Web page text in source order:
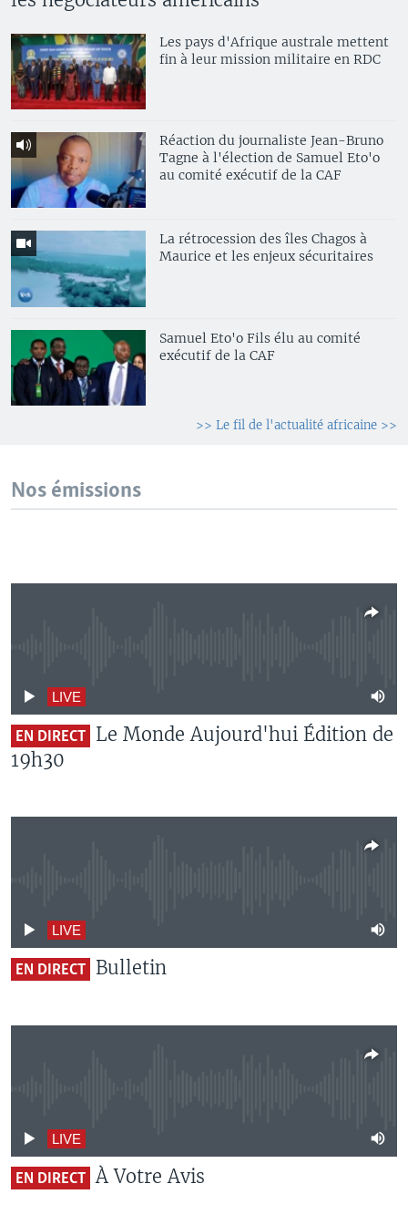
Les pays d'Afrique australe mettent
fin à leur mission militaire en RDC
Réaction du journaliste Jean-Bruno
Tagne à l'élection de Samuel Eto'o
au comité exécutif de la CAF
La rétrocession des îles Chagos à
Maurice et les enjeux sécuritaires
Samuel Eto'o Fils élu au comité
exécutif de la CAF
>> Le fil de l'actualité africaine >>
Nos émissions
LIVE
EN DIRECT
Le Monde Aujourd'hui Édition de
19h30
LIVE
EN DIRECT Bulletin
LIVE
EN DIRECT À Votre Avis